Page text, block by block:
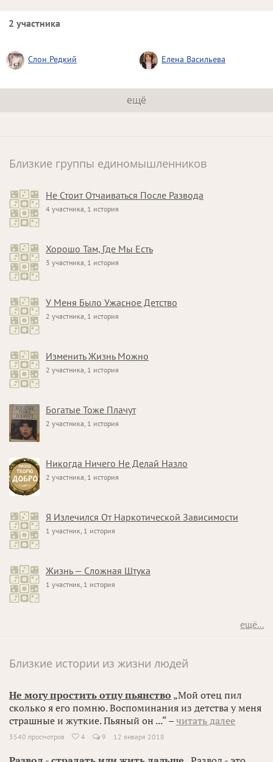
2 участника
Слон Редкий Елена Васильева
ещё
Близкие группы единомышленников
Не Стоит Отчаиваться После Развода
4 участника, 1 история
Хорошо Там, Где Мы Есть
3 участника, 1 история
У Меня Было Ужасное Детство
2 участника, 1 история
Изменить Жизнь Можно
2 участника, 1 история
Богатые Тоже Плачут
2 участника, 1 история
Никогда Ничего Не Делай Назло
2 участника, 1 история
Я Излечился От Наркотической Зависимости
1 участник, 1 история
Жизнь — Сложная Штука
1 участник, 1 история
ещё...
Близкие истории из жизни людей
Не могу простить отцу пьянство „Мой отец пил
сколько я его помню. Воспоминания из детства у меня
страшные и жуткие. Пьяный он ...“ – читать далее
3540 просмотров  4 9 12 января 2018